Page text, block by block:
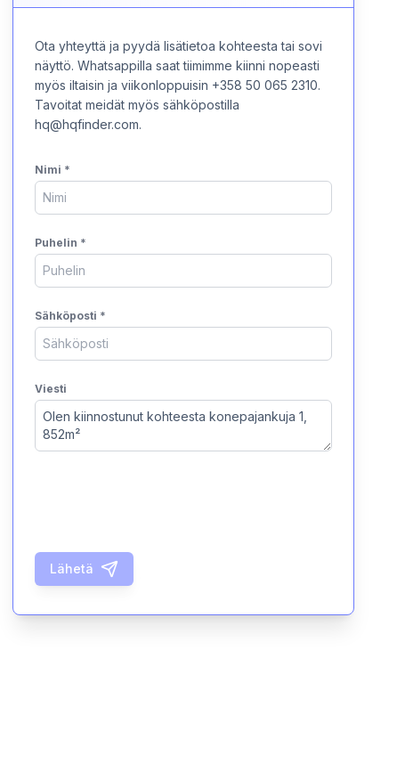
Ota yhteyttä ja pyydä lisätietoa kohteesta tai sovi
näyttö. Whatsappilla saat tiimimme kiinni nopeasti
myös iltaisin ja viikonloppuisin +358 50 065 2310.
Tavoitat meidät myös sähköpostilla
hq@hqfinder.com.
Nimi *
Puhelin *
Sähköposti *
Viesti
Lähetä